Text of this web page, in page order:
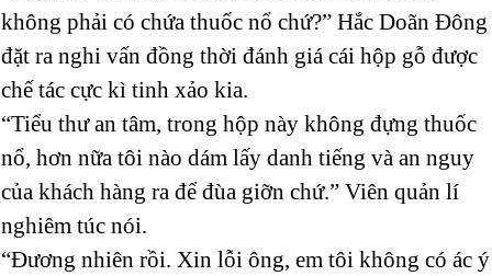
không phải có chứa thuốc nổ chứ?” Hắc Doãn Đông
đặt ra nghi vấn đồng thời đánh giá cái hộp gỗ được
chế tác cực kì tinh xảo kia.
“Tiểu thư an tâm, trong hộp này không đựng thuốc
nổ, hơn nữa tôi nào dám lấy danh tiếng và an nguy
của khách hàng ra để đùa giỡn chứ.” Viên quản lí
nghiêm túc nói.
“Đương nhiên rồi. Xin lỗi ông, em tôi không có ác ý